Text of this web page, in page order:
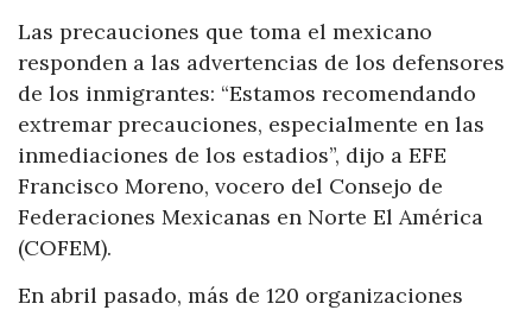
Las precauciones que toma el mexicano
responden a las advertencias de los defensores
de los inmigrantes: “Estamos recomendando
extremar precauciones, especialmente en las
inmediaciones de los estadios”, dijo a EFE
Francisco Moreno, vocero del Consejo de
Federaciones Mexicanas en Norte El América
(COFEM).
En abril pasado, más de 120 organizaciones